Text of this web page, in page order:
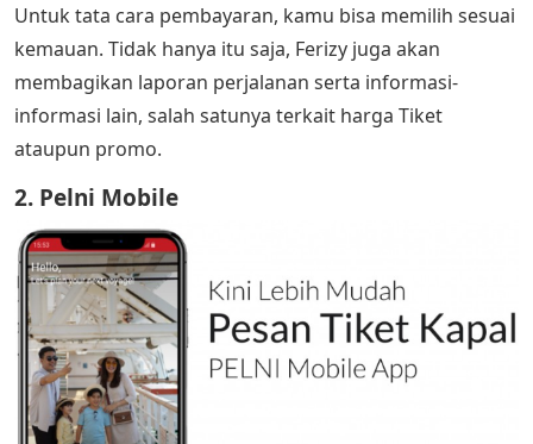
Untuk tata cara pembayaran, kamu bisa memilih sesuai
kemauan. Tidak hanya itu saja, Ferizy juga akan
membagikan laporan perjalanan serta informasi-
informasi lain, salah satunya terkait harga Tiket
ataupun promo.
2. Pelni Mobile